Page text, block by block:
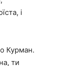
і
Курман.
ти